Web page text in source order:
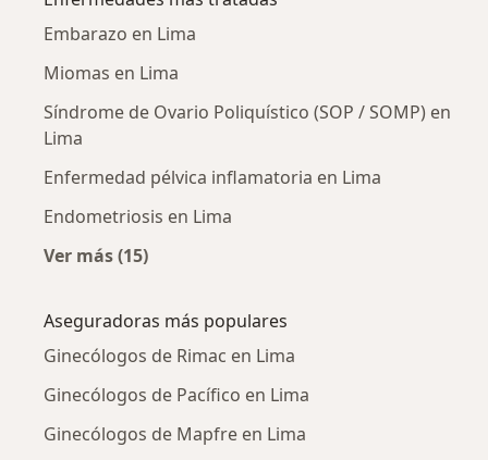
Embarazo en Lima
Miomas en Lima
Síndrome de Ovario Poliquístico (SOP / SOMP) en
Lima
Enfermedad pélvica inflamatoria en Lima
Endometriosis en Lima
Ver más (15)
Aseguradoras más populares
Ginecólogos de Rimac en Lima
Ginecólogos de Pacífico en Lima
Ginecólogos de Mapfre en Lima